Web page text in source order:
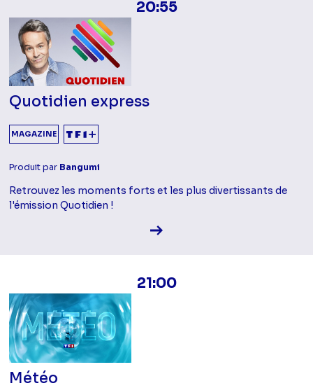
20:55
Quotidien express
MAGAZINE
Produit par Bangumi
Retrouvez les moments forts et les plus divertissants de
l'émission Quotidien !
Voir la fiche diffusion
21:00
Météo